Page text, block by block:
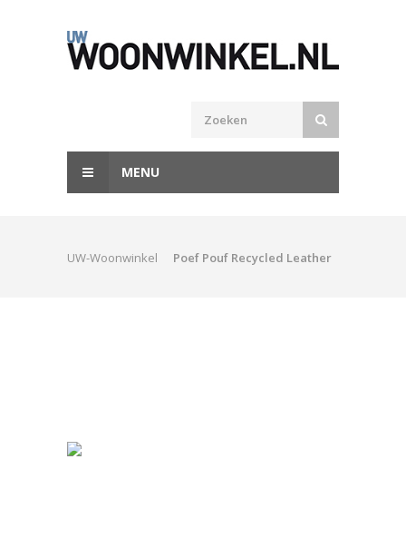
MENU
UW-Woonwinkel Poef Pouf Recycled Leather